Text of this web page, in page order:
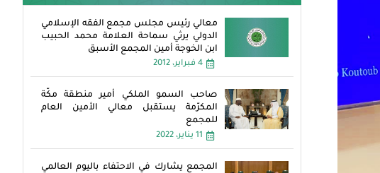
معالي رئيس مجلس مجمع الفقه الإسلامي
الدولي يرثي سماحة العلامة محمد الحبيب
ابن الخوجة أمين المجمع الأسبق
4 فبراير، 2012
صاحب السمو الملكي أمير منطقة مكّة
المكرّمة يستقبل معالي الأمين العام
للمجمع
11 يناير، 2022
المجمع يشارك في الاحتفاء باليوم العالمي